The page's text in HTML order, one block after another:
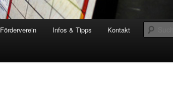
Förderverein Infos & Tipps Kontakt